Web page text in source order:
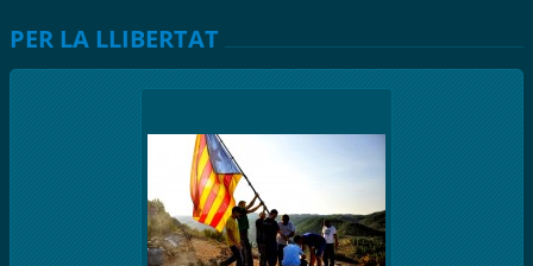
PER LA LLIBERTAT